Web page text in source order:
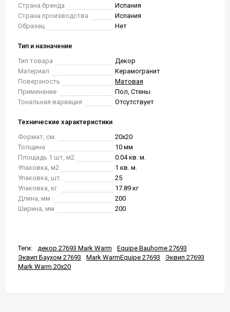
Страна бренда
Испания
Страна производства
Испания
Образец
Нет
Тип и назначение
Тип товара
Декор
Материал
Керамогранит
Поверхность
Матовая
Применение
Пол, Стены
Тональная вариация
Отсутствует
Технические характеристики
Формат, см.
20x20
Толщина
10 мм
Площадь 1 шт, м2
0.04 кв. м.
Упаковка, м2
1 кв. м.
Упаковка, шт.
25
Упаковка, кг.
17.89 кг
Длина, мм
200
Ширина, мм
200
Теги: декор 27693 Mark Warm
Equipe Bauhome 27693
Эквип Баухом 27693
Mark WarmEquipe 27693
Эквип 27693
Mark Warm 20x20